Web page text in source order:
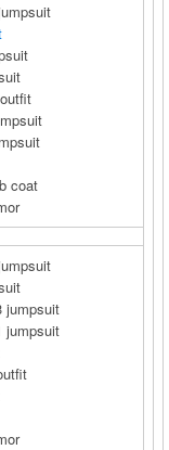
coat
jumpsuit
jumpsuit